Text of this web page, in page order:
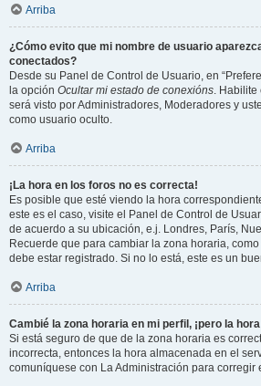
Arriba
¿Cómo evito que mi nombre de usuario
conectados?
Desde su Panel de Control de Usuario, en
la opción Ocultar mi estado de conexións. Habilite
será visto por Administradores, Moderadores y
como usuario oculto.
Arriba
¡La hora en los foros no es correcta!
Es posible que esté viendo la hora
este es el caso, visite el Panel de Control de
de acuerdo a su ubicación, e.j. Londres, París,
Recuerde que para cambiar la zona horaria,
debe estar registrado. Si no lo está, este es un
Arriba
Cambié la zona horaria en mi perfil, ¡pero la
Si está seguro de que de la zona horaria es
incorrecta, entonces la hora almacenada en el
comuníquese con La Administración para corregir